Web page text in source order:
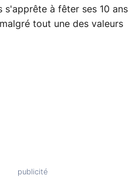
s'apprête à fêter ses 10 ans
tout une des valeurs